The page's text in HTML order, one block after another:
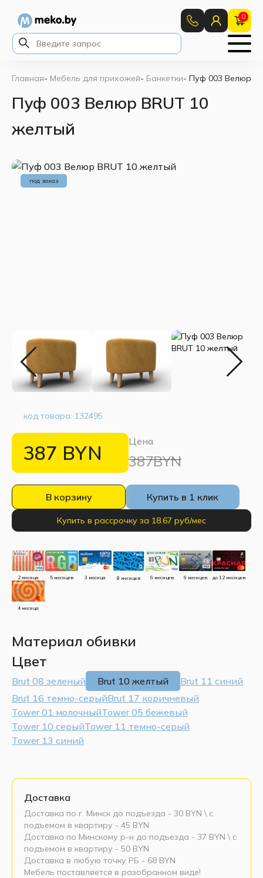
0
Главная- Мебель для прихожей- Банкетки- Пуф 003 Велюр
Пуф 003 Велюр BRUT 10
желтый
под заказ
код товара: 132495
387 BYN Цена
387BYN
В корзину Купить в 1 клик
Купить в рассрочку за 18.67 руб/мес
2 месяца 5 месяцев 3 месяца 8 месяцев 6 месяцев 6 месяцев до 12 месяцев
4 месяца
Материал обивки
Цвет
Brut 08 зеленый Brut 10 желтый
Brut 11 синий
Brut 16 темно-серыйBrut 17 коричневый
Tower 01 молочныйTower 05 бежевый
Tower 10 серыйTower 11 темно-серый
Tower 13 синий
Доставка
Доставка по г. Минск до подъезда - 30 BYN \ c
подъемом в квартиру - 45 BYN
Доставка по Минскому р-н до подъезда - 37 BYN \ c
подъемом в квартиру - 50 BYN
Доставка в любую точку РБ - 68 BYN
Мебель поставляется в разобранном виде!